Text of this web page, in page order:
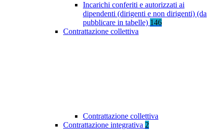
Incarichi conferiti e autorizzati ai
dipendenti (dirigenti e non dirigenti) (da
pubblicare in tabelle) 146
Contrattazione collettiva
Contrattazione collettiva
Contrattazione integrativa 2